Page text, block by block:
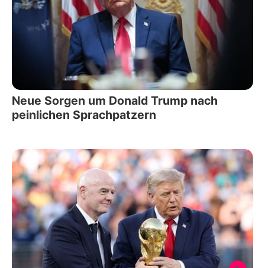
Neue Sorgen um Donald Trump nach
peinlichen Sprachpatzern